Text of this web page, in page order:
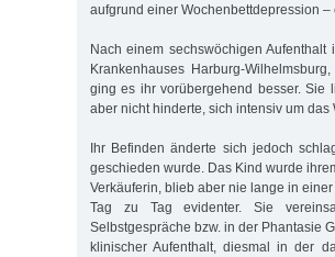
aufgrund einer Wochenbettdepression
Nach einem sechswöchigen
Krankenhauses Harburg-
ging es ihr vorübergehend besser. Sie
aber nicht hinderte, sich intensiv um
Ihr Befinden änderte sich jedoch
geschieden wurde. Das Kind wurde
Verkäuferin, blieb aber nie lange in
Tag zu Tag evidenter. Sie
Selbstgespräche bzw. in der Phantasie
klinischer Aufenthalt, diesmal in der